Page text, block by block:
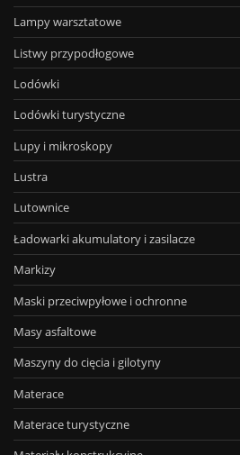
Lampy warsztatowe
Listwy przypodłogowe
Lodówki
Lodówki turystyczne
Lupy i mikroskopy
Lustra
Lutownice
Ładowarki akumulatory i zasilacze
Markizy
Maski przeciwpyłowe i ochronne
Masy asfaltowe
Maszyny do cięcia i gilotyny
Materace
Materace turystyczne